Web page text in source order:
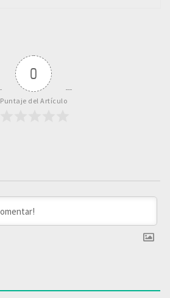
0
Puntaje del Artículo